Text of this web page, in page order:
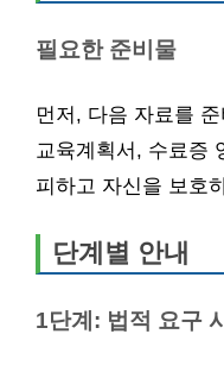
필요한 준비물
먼저, 다음 자료를
교육계획서, 수료증
피하고 자신을 보호
단계별 안내
1단계: 법적 요구